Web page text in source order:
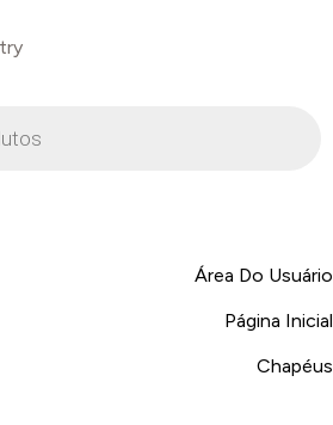
Área Do Usuário
Página Inicial
Chapéus